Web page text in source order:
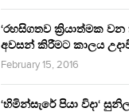
‘රහසිගතව ක්‍රියාත්මක වන
අවසන් කිරීමට කාලය
February 15, 2016
‘හිමින්සැරේ පියා විදා‘